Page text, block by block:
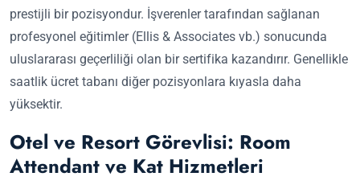
prestijli bir pozisyondur. İşverenler tarafından sağlanan
profesyonel eğitimler (Ellis & Associates vb.) sonucunda
uluslararası geçerliliği olan bir sertifika kazandırır. Genellikle
saatlik ücret tabanı diğer pozisyonlara kıyasla daha
yüksektir.
Otel ve Resort Görevlisi: Room
Attendant ve Kat Hizmetleri